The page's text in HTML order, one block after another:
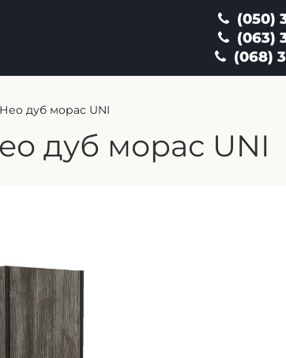
(050)
(063)
(068)
дуб морас UNI
дуб морас UNI